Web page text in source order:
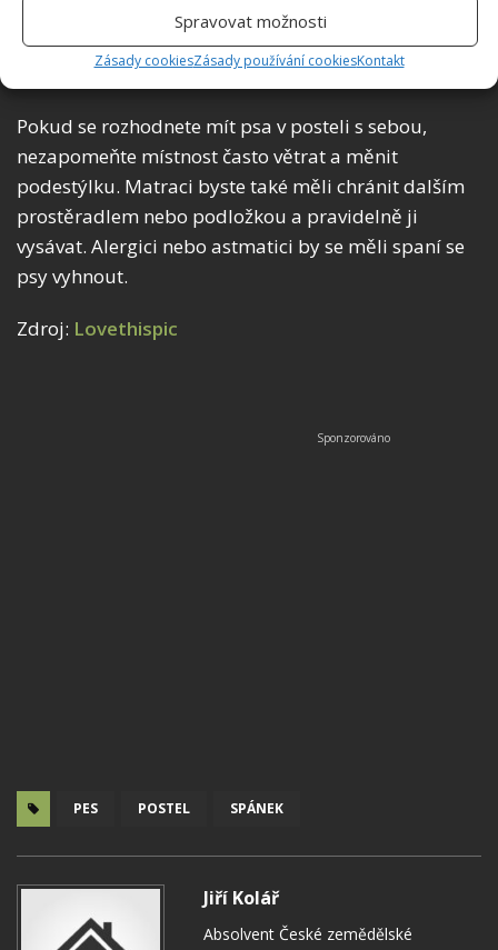
Spravovat možnosti
Zásady cookiesZásady používání cookiesKontakt
trvá na tom, že chce spát se psem, můžete mu
dovolit, aby usínalo v jeho společnosti. Pak psa
zavolejte a nasměrujte ho k jeho vlastnímu pelíšku.
Pokud se rozhodnete mít psa v posteli s sebou,
nezapomeňte místnost často větrat a měnit
podestýlku. Matraci byste také měli chránit dalším
prostěradlem nebo podložkou a pravidelně ji
vysávat. Alergici nebo astmatici by se měli spaní se
psy vyhnout.
Zdroj: Lovethispic
PES POSTEL SPÁNEK
Jiří Kolář
Absolvent České zemědělské